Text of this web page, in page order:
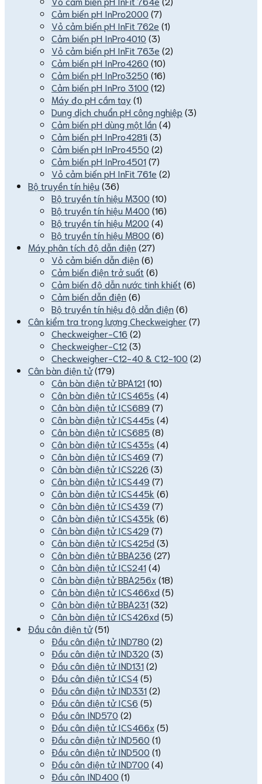
Cảm biến pH InPro2000 (7)
Vỏ cảm biến pH InFit 762e (1)
Cảm biến pH InPro4010 (3)
Vỏ cảm biến pH InFit 763e (2)
Cảm biến pH InPro4260 (10)
Cảm biến pH InPro3250 (16)
Cảm biến pH InPro 3100 (12)
Máy đo pH cầm tay(1)
Dung dịch chuẩn pH công nghiệp (3)
Cảm biến pH dùng một lần (4)
Cảm biến pH InPro4281i (3)
Cảm biến pH InPro4550 (2)
Cảm biến pH InPro4501(7)
Vỏ cảm biến pH InFit 761e (2)
Bộ truyền tín hiệu (36)
Bộ truyền tín hiệu M300 (10)
Bộ truyền tín hiệu M400 (16)
Bộ truyền tín hiệu M200 (4)
Bộ truyền tín hiệu M800 (6)
Máy phân tích độ dẫn điện (27)
Vỏ cảm biến dẫn điện (6)
Cảm biến điện trở suất (6)
Cảm biến độ dẫn nước tinh khiết (6)
Cảm biến dẫn điện (6)
Bộ truyền tín hiệu độ dẫn điện (6)
Cân kiểm tra trọng lượng Checkweigher(7)
Checkweigher-C16 (2)
Checkweigher-C12 (3)
Checkweigher-C12-40 & C12-100 (2)
Cân bàn điện tử(179)
Cân bàn điện tử BPA121(10)
Cân bàn điện tử ICS465s (4)
Cân bàn điện tử ICS689 (7)
Cân bàn điện tử ICS445s (4)
Cân bàn điện tử ICS685 (8)
Cân bàn điện tử ICS435s (4)
Cân bàn điện tử ICS469 (7)
Cân bàn điện tử ICS226 (3)
Cân bàn điện tử ICS449 (7)
Cân bàn điện tử ICS445k (6)
Cân bàn điện tử ICS439 (7)
Cân bàn điện tử ICS435k (6)
Cân bàn điện tử ICS429 (7)
Cân bàn điện tử ICS425d (3)
Cân bàn điện tử BBA236 (27)
Cân bàn điện tử ICS241(4)
Cân bàn điện tử BBA256x(18)
Cân bàn điện tử ICS466xd (5)
Cân bàn điện tử BBA231(32)
Cân bàn điện tử ICS426xd (5)
Đầu cân điện tử(51)
Đầu cân điện tử IND780 (2)
Đầu cân điện tử IND320 (3)
Đầu cân điện tử IND131(2)
Đầu cân điện tử ICS4(5)
Đầu cân điện tử IND331(2)
Đầu cân điện tử ICS6 (5)
Đầu cân IND570 (2)
Đầu cân điện tử ICS466x(5)
Đầu cân điện tử IND560 (1)
Đầu cân điện tử IND500 (1)
Đầu cân điện tử IND700 (4)
Đầu cân IND400 (1)